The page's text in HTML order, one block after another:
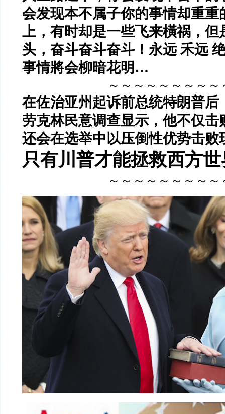
会发现本不属子你的事情却重重
上，有时却是一些飞来橫祸，但
头，奋斗奋斗奋斗！永远 禾远
事情將会柳暗花明…
～～～～～～～～～
在佐治亚州起诉前总统特朗普后
劳克林民意调查显示，他不仅击
还会在选举中以压倒性优势击败
只有川普才能拯救西方
～～～～～～～～～